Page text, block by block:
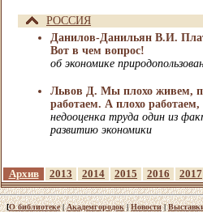
РОССИЯ
Данилов-Данильян В.И.
Вот в чем вопрос!
об экономике
Львов Д. Мы плохо живем,
работаем. А плохо
недооценка труда один из
развитию экономики
Архив 2013 2014 2015 2016 2017
[О библиотеке|Академгородок|Новости|